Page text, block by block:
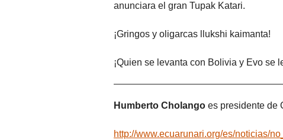
anunciara el gran Tupak Katari.
¡Gringos y oligarcas llukshi kaimanta!
¡Quien se levanta con Bolivia y Evo se
Humberto Cholango es presidente de
http://www.ecuarunari.org/es/noticias/